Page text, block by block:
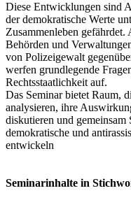
Diese Entwicklungen sind
der demokratische Werte
Zusammenleben
Behörden und
von Polizeigewalt
werfen grundlegende
Rechtsstaatlichkeit auf.
Das Seminar bietet Raum,
analysieren, ihre
diskutieren und gemeinsam
demokratische und
entwickeln
Seminarinhalte in